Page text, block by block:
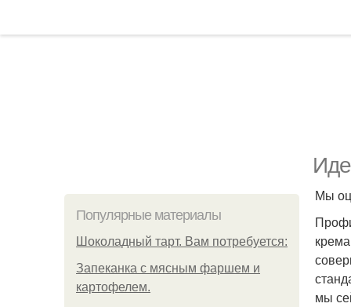
Популярные материалы
Шоколадный тарт. Вам потребуется:
Запеканка с мясным фаршем и
картофелем.
Мы
мы